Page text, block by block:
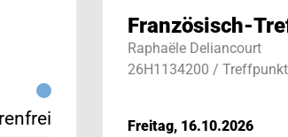
Französisch-
Raphaële Deliancourt
26H1134200 /
Freitag, 16.10.2026